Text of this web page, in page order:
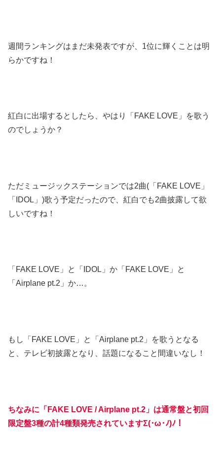
週間ランキングはまだ未発表ですが、1位に輝くことは明
らかですね！
紅白に出場するとしたら、やはり「FAKE LOVE」を歌う
のでしょうか？
ただミュージックステーションでは2曲(「FAKE LOVE」
「IDOL」)歌う予定だったので、紅白でも2曲披露して欲
しいですね！
「FAKE LOVE」と「IDOL」か「FAKE LOVE」と
「Airplane pt.2」か…。
もし「FAKE LOVE」と「Airplane pt.2」を歌うとなる
と、テレビ初披露となり、話題になること間違いなし！
ちなみに「FAKE LOVE / Airplane pt.2」は通常盤と初回
限定盤3種の計4種類発売されていますΣ(･ω･ﾉ)ﾉ！